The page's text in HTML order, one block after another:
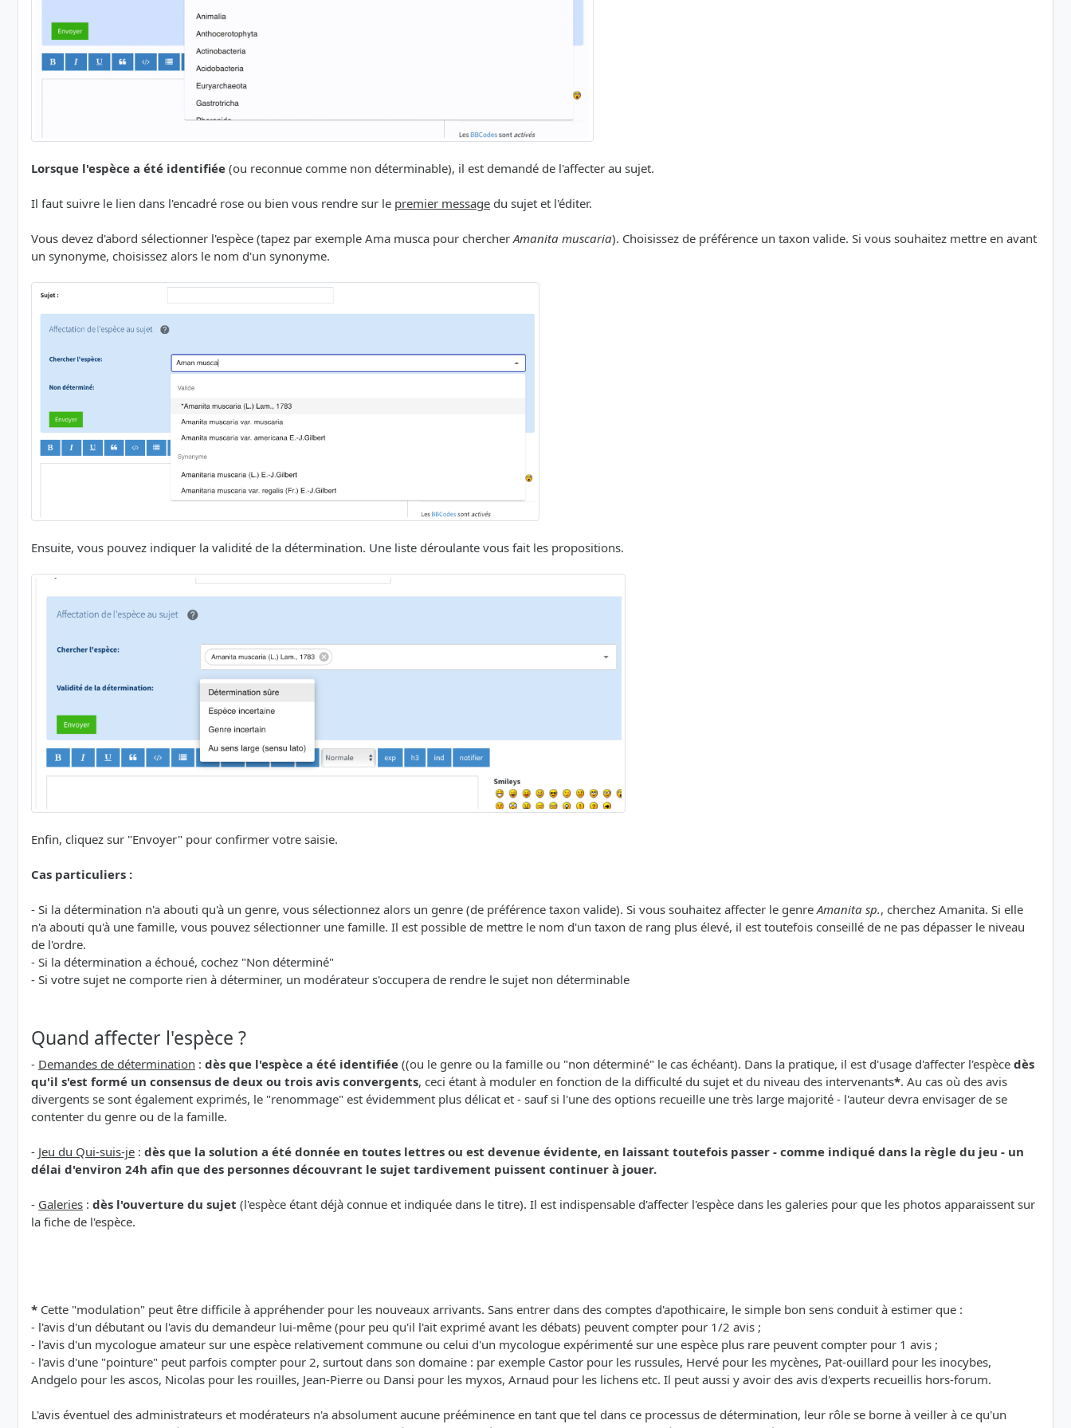
Lorsque l'espèce a été identifiée (ou reconnue comme non déterminable), il est demandé de l'affecter au sujet.
Il faut suivre le lien dans l'encadré rose ou bien vous rendre sur le premier message du sujet et l'éditer.
Vous devez d'abord sélectionner l'espèce (tapez par exemple Ama musca pour chercherAmanita muscaria). Choisissez de préférence un taxon valide. Si vous souhaitez mettre en avant
un synonyme, choisissez alors le nom d'un synonyme.
Ensuite, vous pouvez indiquer la validité de la détermination. Une liste déroulante vous fait les propositions.
Enfin, cliquez sur "Envoyer" pour confirmer votre saisie.
Cas particuliers :
- Si la détermination n'a abouti qu'à un genre, vous sélectionnez alors un genre (de préférence taxon valide). Si vous souhaitez affecter le genreAmanita sp., cherchez Amanita. Si elle
n'a abouti qu'à une famille, vous pouvez sélectionner une famille. Il est possible de mettre le nom d'un taxon de rang plus élevé, il est toutefois conseillé de ne pas dépasser le niveau
de l'ordre.
- Si la détermination a échoué, cochez "Non déterminé"
- Si votre sujet ne comporte rien à déterminer, un modérateur s'occupera de rendre le sujet non déterminable
Quand affecter l'espèce ?
- Demandes de détermination : dès que l'espèce a été identifiée ((ou le genre ou la famille ou "non déterminé" le cas échéant). Dans la pratique, il est d'usage d'affecter l'espèce dès
qu'il s'est formé un consensus de deux ou trois avis convergents, ceci étant à moduler en fonction de la difficulté du sujet et du niveau des intervenants*. Au cas où des avis
divergents se sont également exprimés, le "renommage" est évidemment plus délicat et - sauf si l'une des options recueille une très large majorité - l'auteur devra envisager de se
contenter du genre ou de la famille.
- Jeu du Qui-suis-je : dès que la solution a été donnée en toutes lettres ou est devenue évidente, en laissant toutefois passer - comme indiqué dans la règle du jeu - un
délai d'environ 24h afin que des personnes découvrant le sujet tardivement puissent continuer à jouer.
- Galeries : dès l'ouverture du sujet (l'espèce étant déjà connue et indiquée dans le titre). Il est indispensable d'affecter l'espèce dans les galeries pour que les photos apparaissent sur
la fiche de l'espèce.
* Cette "modulation" peut être difficile à appréhender pour les nouveaux arrivants. Sans entrer dans des comptes d'apothicaire, le simple bon sens conduit à estimer que :
- l'avis d'un débutant ou l'avis du demandeur lui-même (pour peu qu'il l'ait exprimé avant les débats) peuvent compter pour 1/2 avis ;
- l'avis d'un mycologue amateur sur une espèce relativement commune ou celui d'un mycologue expérimenté sur une espèce plus rare peuvent compter pour 1 avis ;
- l'avis d'une "pointure" peut parfois compter pour 2, surtout dans son domaine : par exemple Castor pour les russules, Hervé pour les mycènes, Pat-ouillard pour les inocybes,
Andgelo pour les ascos, Nicolas pour les rouilles, Jean-Pierre ou Dansi pour les myxos, Arnaud pour les lichens etc. Il peut aussi y avoir des avis d'experts recueillis hors-forum.
L'avis éventuel des administrateurs et modérateurs n'a absolument aucune prééminence en tant que tel dans ce processus de détermination, leur rôle se borne à veiller à ce qu'un